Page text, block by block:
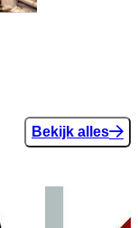
Bekijk alles